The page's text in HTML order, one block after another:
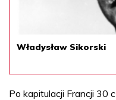
Władysław Sikorski
Po kapitulacji Francji 30